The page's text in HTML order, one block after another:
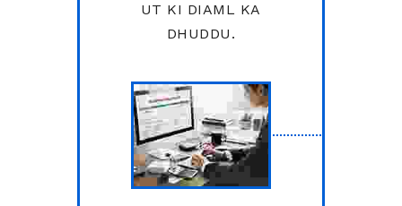
UT KI DIAML KA
DHUDDU.